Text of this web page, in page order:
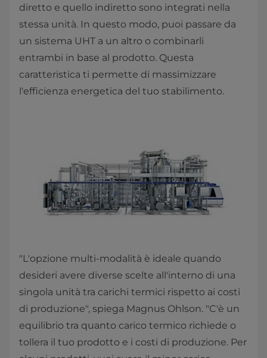
diretto e quello indiretto sono integrati nella
stessa unità. In questo modo, puoi passare da
un sistema UHT a un altro o combinarli
entrambi in base al prodotto. Questa
caratteristica ti permette di massimizzare
l'efficienza energetica del tuo stabilimento.
"L'opzione multi-modalità è ideale quando
desideri avere diverse scelte all'interno di una
singola unità tra carichi termici rispetto ai costi
di produzione", spiega Magnus Ohlson. "C'è un
equilibrio tra quanto carico termico richiede o
tollera il tuo prodotto e i costi di produzione. Per